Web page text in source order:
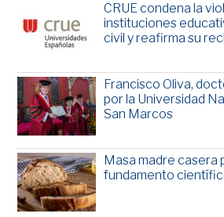
CRUE condena la
instituciones
civil y reafirma su
Francisco Oliva,
por la Universidad
San Marcos
Masa madre casera
fundamento